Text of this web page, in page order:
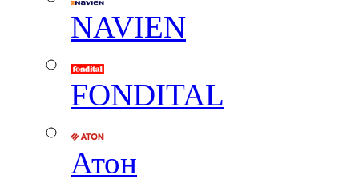
NAVIEN
FONDITAL
Атон